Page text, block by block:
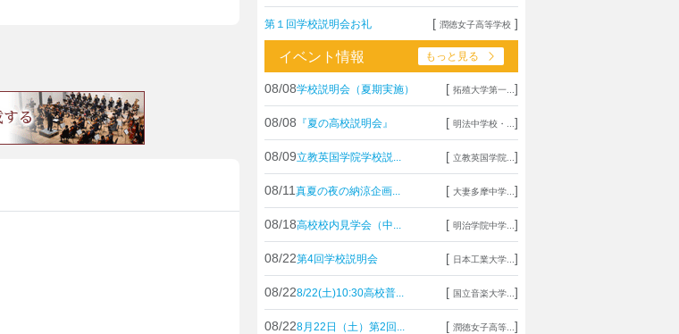
第１回学校説明会お礼 [ 潤徳女子高等学校 ]
イベント情報 もっと見る
08/08学校説明会（夏期実施） [ 拓殖大学第一... ]
08/08 『夏の高校説明会』 [ 明法中学校・... ]
08/09立教英国学院学校説... [ 立教英国学院... ]
08/11 真夏の夜の納涼企画... [ 大妻多摩中学... ]
08/18高校校内見学会（中... [ 明治学院中学... ]
08/22第4回学校説明会 [ 日本工業大学... ]
08/228/22(土)10:30高校普... [ 国立音楽大学... ]
08/228月22日（土）第2回... [ 潤徳女子高等... ]